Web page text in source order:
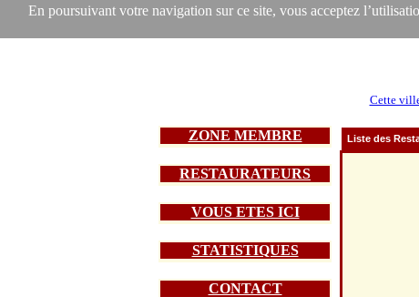
En poursuivant votre navigation sur ce site, vous acceptez
Cette
ZONE MEMBRE
RESTAURATEURS
VOUS ETES ICI
STATISTIQUES
CONTACT
Liste des